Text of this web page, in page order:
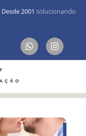
Desde 2001 solucionando